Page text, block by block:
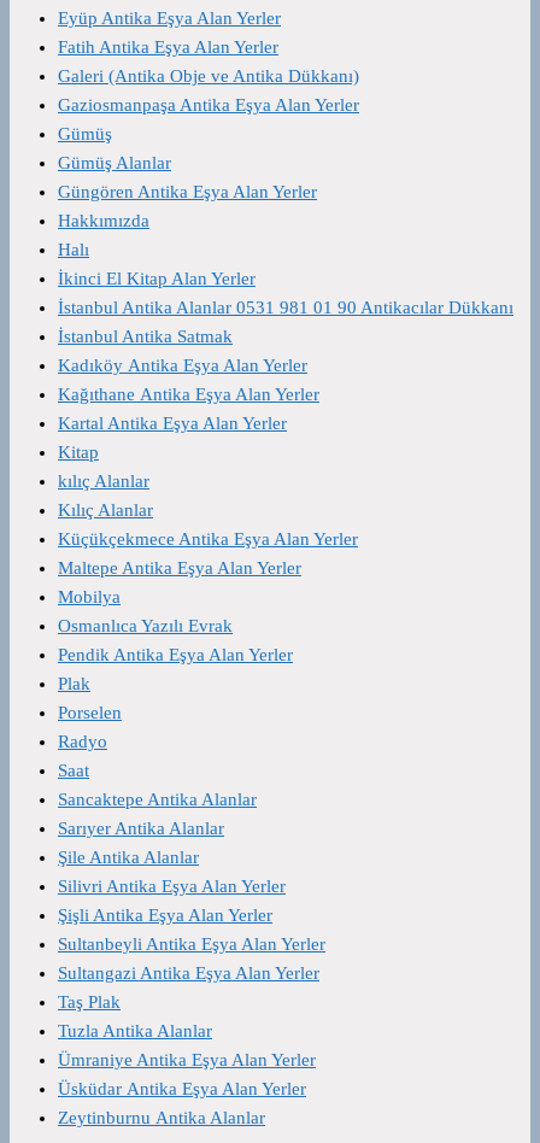
Eyüp Antika Eşya Alan Yerler
Fatih Antika Eşya Alan Yerler
Galeri (Antika Obje ve Antika Dükkanı)
Gaziosmanpaşa Antika Eşya Alan Yerler
Gümüş
Gümüş Alanlar
Güngören Antika Eşya Alan Yerler
Hakkımızda
Halı
İkinci El Kitap Alan Yerler
İstanbul Antika Alanlar 0531 981 01 90 Antikacılar Dükkanı
İstanbul Antika Satmak
Kadıköy Antika Eşya Alan Yerler
Kağıthane Antika Eşya Alan Yerler
Kartal Antika Eşya Alan Yerler
Kitap
kılıç Alanlar
Kılıç Alanlar
Küçükçekmece Antika Eşya Alan Yerler
Maltepe Antika Eşya Alan Yerler
Mobilya
Osmanlıca Yazılı Evrak
Pendik Antika Eşya Alan Yerler
Plak
Porselen
Radyo
Saat
Sancaktepe Antika Alanlar
Sarıyer Antika Alanlar
Şile Antika Alanlar
Silivri Antika Eşya Alan Yerler
Şişli Antika Eşya Alan Yerler
Sultanbeyli Antika Eşya Alan Yerler
Sultangazi Antika Eşya Alan Yerler
Taş Plak
Tuzla Antika Alanlar
Ümraniye Antika Eşya Alan Yerler
Üsküdar Antika Eşya Alan Yerler
Zeytinburnu Antika Alanlar